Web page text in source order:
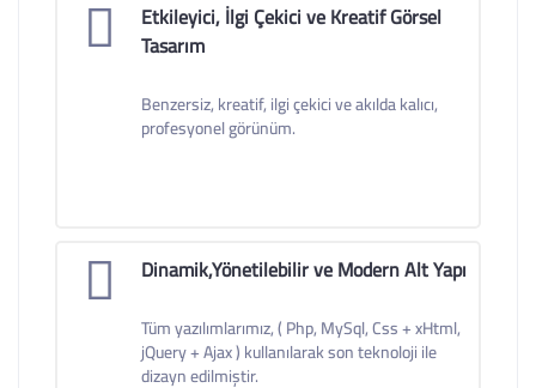
Etkileyici, İlgi Çekici ve Kreatif Görsel
Tasarım
Benzersiz, kreatif, ilgi çekici ve akılda kalıcı,
profesyonel görünüm.
Dinamik,Yönetilebilir ve Modern Alt Yapı
Tüm yazılımlarımız, ( Php, MySql, Css + xHtml,
jQuery + Ajax ) kullanılarak son teknoloji ile
dizayn edilmiştir.